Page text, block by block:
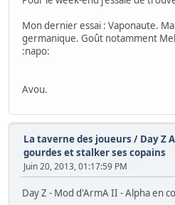
Mon dernier essai : Vaponaute.
germanique. Goût notamment
:napo:
Avou.
La taverne des joueurs / Day Z
gourdes et stalker ses copains
Juin 20, 2013, 01:17:59 PM
Day Z - Mod d'ArmA II - Alpha en